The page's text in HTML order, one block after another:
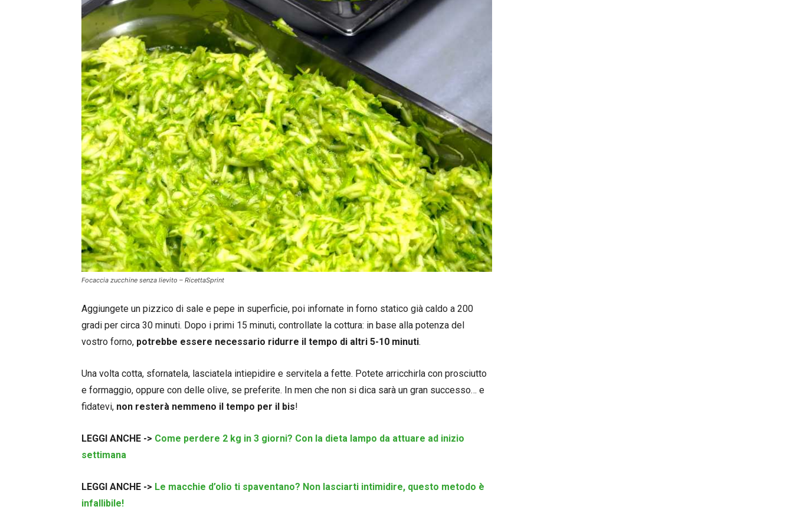
Focaccia zucchine senza lievito – RicettaSprint
Aggiungete un pizzico di sale e pepe in superficie, poi infornate in forno statico già caldo a 200
gradi per circa 30 minuti. Dopo i primi 15 minuti, controllate la cottura: in base alla potenza del
vostro forno, potrebbe essere necessario ridurre il tempo di altri 5-10 minuti.
Una volta cotta, sfornatela, lasciatela intiepidire e servitela a fette. Potete arricchirla con prosciutto
e formaggio, oppure con delle olive, se preferite. In men che non si dica sarà un gran successo… e
fidatevi, non resterà nemmeno il tempo per il bis!
LEGGI ANCHE -> Come perdere 2 kg in 3 giorni? Con la dieta lampo da attuare ad inizio
settimana
LEGGI ANCHE -> Le macchie d’olio ti spaventano? Non lasciarti intimidire, questo metodo è
infallibile!